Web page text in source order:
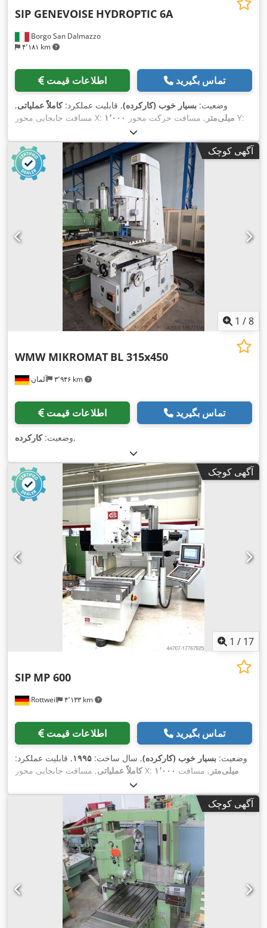
Borgo San Dalmazzo
۴٬۱۸۱ km
SIP GENEVOISE HYDROPTIC 6A
اطلاعات قیمت تماس بگیرید
وضعیت: بسیار خوب (کارکرده), قابلیت عملکرد:کاملاً عملیاتی,
مسافت جابجایی محور X:
۱٬۰۰۰ میلی‌متر , مسافت حرکت محور Y:
, حداکثر سرعت اسپیندل:
۱٬۱۰۰ میلی‌متر
, عرض میز:۸۴۲ میلی‌متر ,
آگهی کوچک
1 /8
آلمان ۳٬۹۴۶ km
WMW MIKROMAT BL 315x450
اطلاعات قیمت تماس بگیرید
وضعیت:کارکرده ,
آگهی کوچک
1 / 17
Rottweil ۴٬۱۳۳ km
SIP MP 600
اطلاعات قیمت تماس بگیرید
وضعیت: بسیار خوب (کارکرده), سال ساخت: ۱۹۹۵, قابلیت عملکرد:
کاملاً عملیاتی, مسافت جابجایی محور X: ۱٬۰۰۰ میلی‌متر , مسافت
میلی‌متر,
آگهی کوچک